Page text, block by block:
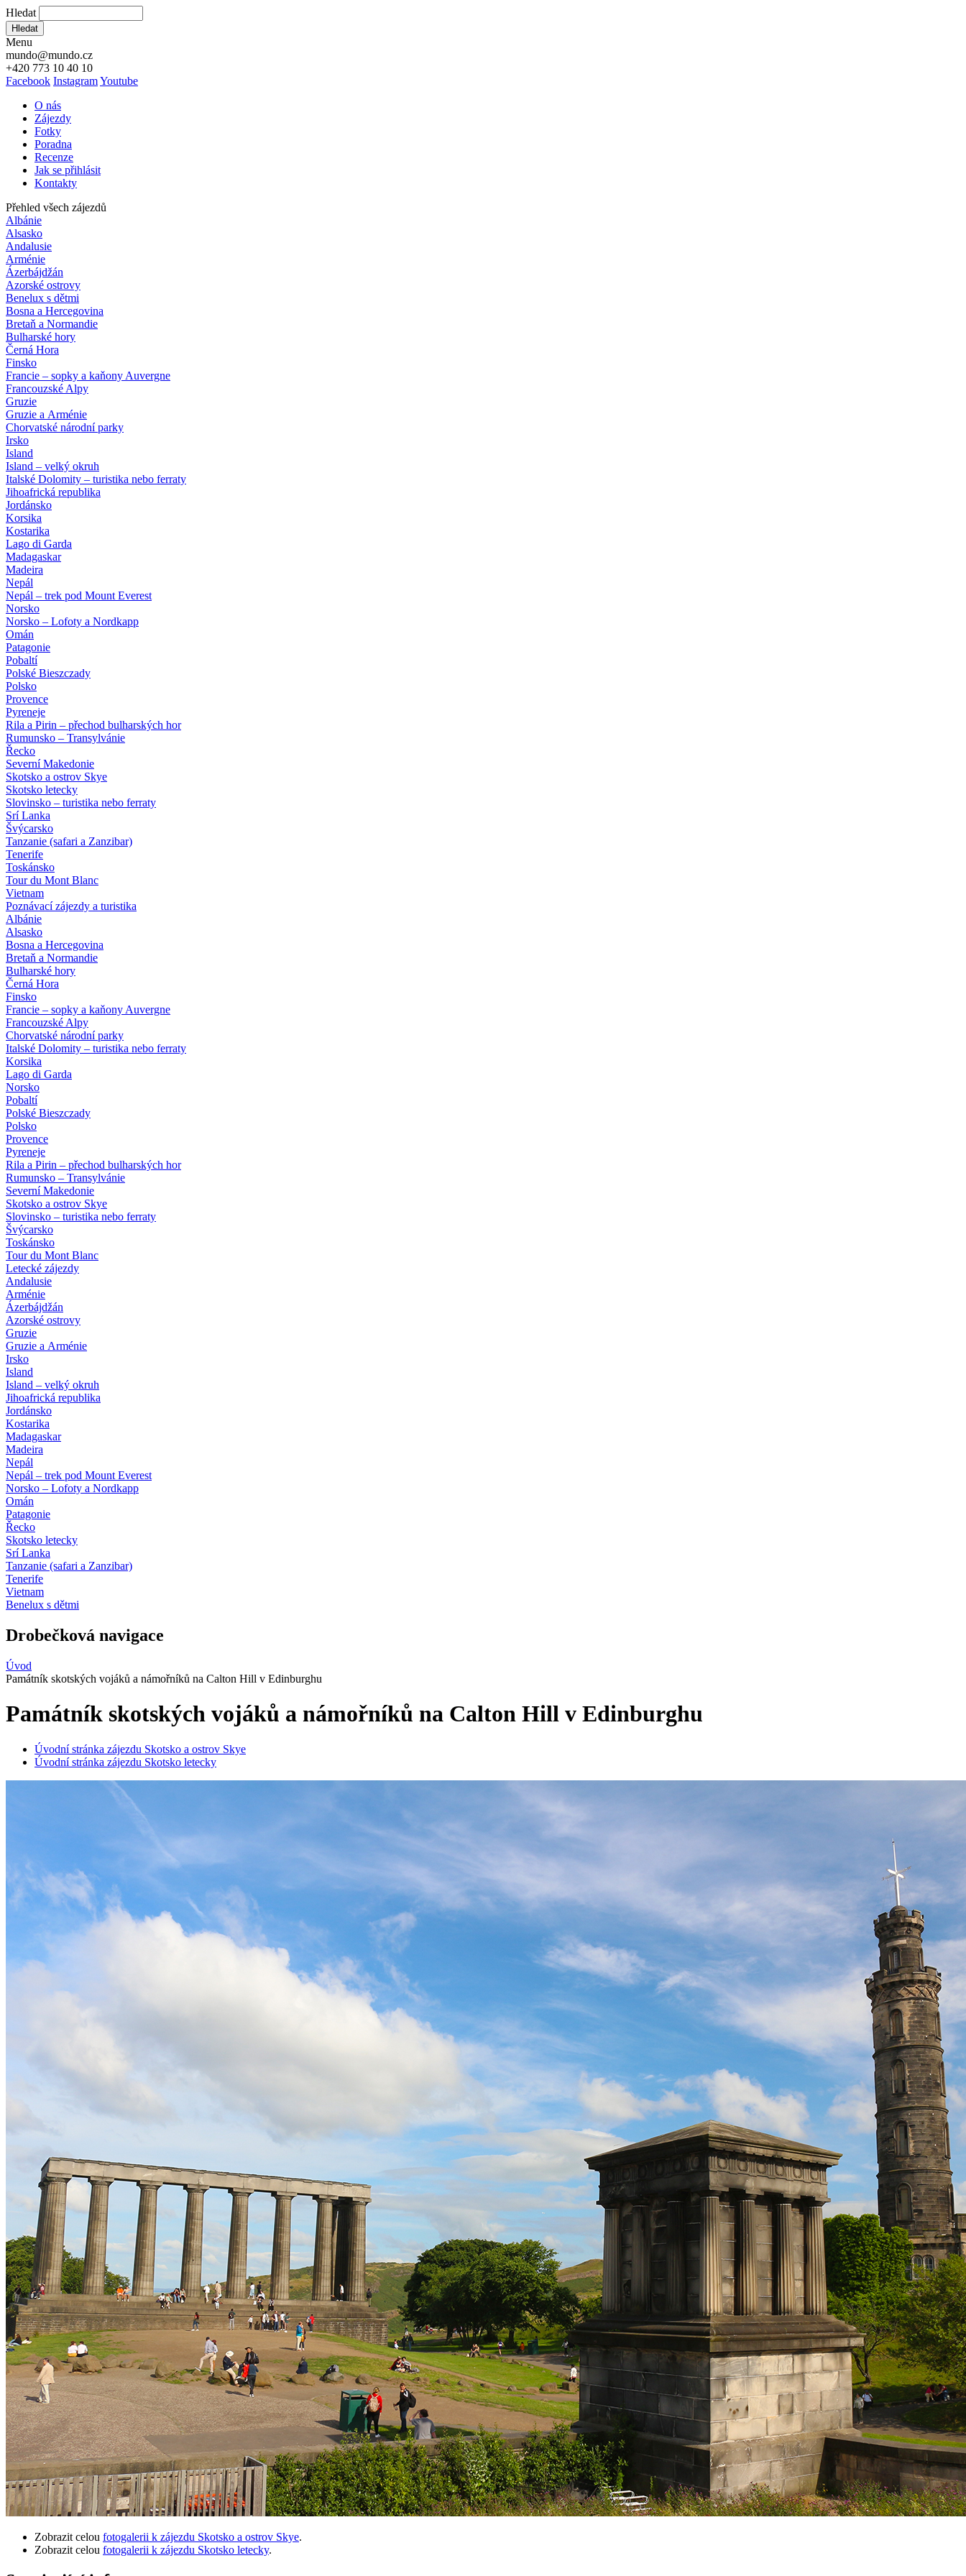
Hledat
Hledat
Menu
mundo@mundo.cz
+420 773 10 40 10
Facebook InstagramYoutube
O nás
Zájezdy
Fotky
Poradna
Recenze
Jak se přihlásit
Kontakty
Přehled všech zájezdů
Albánie
Alsasko
Andalusie
Arménie
Ázerbájdžán
Azorské ostrovy
Benelux s dětmi
Bosna a Hercegovina
Bretaň a Normandie
Bulharské hory
Černá Hora
Finsko
Francie – sopky a kaňony Auvergne
Francouzské Alpy
Gruzie
Gruzie a Arménie
Chorvatské národní parky
Irsko
Island
Island – velký okruh
Italské Dolomity – turistika nebo ferraty
Jihoafrická republika
Jordánsko
Korsika
Kostarika
Lago di Garda
Madagaskar
Madeira
Nepál
Nepál – trek pod Mount Everest
Norsko
Norsko – Lofoty a Nordkapp
Omán
Patagonie
Pobaltí
Polské Bieszczady
Polsko
Provence
Pyreneje
Rila a Pirin – přechod bulharských hor
Rumunsko – Transylvánie
Řecko
Severní Makedonie
Skotsko a ostrov Skye
Skotsko letecky
Slovinsko – turistika nebo ferraty
Srí Lanka
Švýcarsko
Tanzanie (safari a Zanzibar)
Tenerife
Toskánsko
Tour du Mont Blanc
Vietnam
Poznávací zájezdy a turistika
Albánie
Alsasko
Bosna a Hercegovina
Bretaň a Normandie
Bulharské hory
Černá Hora
Finsko
Francie – sopky a kaňony Auvergne
Francouzské Alpy
Chorvatské národní parky
Italské Dolomity – turistika nebo ferraty
Korsika
Lago di Garda
Norsko
Pobaltí
Polské Bieszczady
Polsko
Provence
Pyreneje
Rila a Pirin – přechod bulharských hor
Rumunsko – Transylvánie
Severní Makedonie
Skotsko a ostrov Skye
Slovinsko – turistika nebo ferraty
Švýcarsko
Toskánsko
Tour du Mont Blanc
Letecké zájezdy
Andalusie
Arménie
Ázerbájdžán
Azorské ostrovy
Gruzie
Gruzie a Arménie
Irsko
Island
Island – velký okruh
Jihoafrická republika
Jordánsko
Kostarika
Madagaskar
Madeira
Nepál
Nepál – trek pod Mount Everest
Norsko – Lofoty a Nordkapp
Omán
Patagonie
Řecko
Skotsko letecky
Srí Lanka
Tanzanie (safari a Zanzibar)
Tenerife
Vietnam
Benelux s dětmi
Drobečková navigace
Úvod
Památník skotských vojáků a námořníků na Calton Hill v Edinburghu
Památník skotských vojáků a námořníků na Calton Hill v Edinburghu
Úvodní stránka zájezdu Skotsko a ostrov Skye
Úvodní stránka zájezdu Skotsko letecky
Zobrazit celou fotogalerii k zájezdu Skotsko a ostrov Skye.
Zobrazit celou fotogalerii k zájezdu Skotsko letecky.